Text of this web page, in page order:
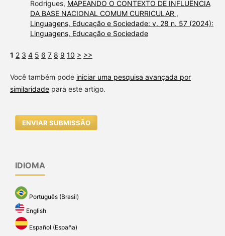
Rodrigues, MAPEANDO O CONTEXTO DE INFLUÊNCIA
DA BASE NACIONAL COMUM CURRICULAR ,
Linguagens, Educação e Sociedade: v. 28 n. 57 (2024):
Linguagens, Educação e Sociedade
1 2 3 4 5 6 7 8 9 10 > >>
Você também pode iniciar uma pesquisa avançada por
similaridadepara este artigo.
ENVIAR SUBMISSÃO
IDIOMA
Português (Brasil)
English
Español (España)